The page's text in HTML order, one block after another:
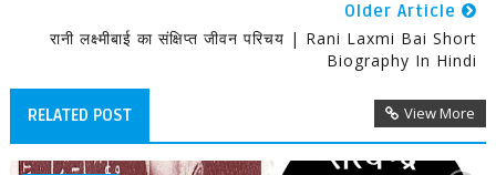
Older Article
रानी लक्ष्मीबाई का संक्षिप्त जीवन परिचय | Rani Laxmi Bai Short
Biography In Hindi
RELATED POST View More